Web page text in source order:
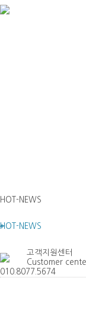
HOT-NEWS
HOT-NEWS
고객지원센터
Customer
010. 8077. 5674